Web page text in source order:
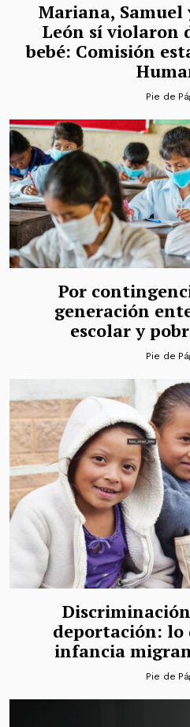
Mariana, Samuel
León sí violaron
bebé: Comisión
Pie de
Por
generación
escolar y
Pie de
deportación:
infancia
Pie de